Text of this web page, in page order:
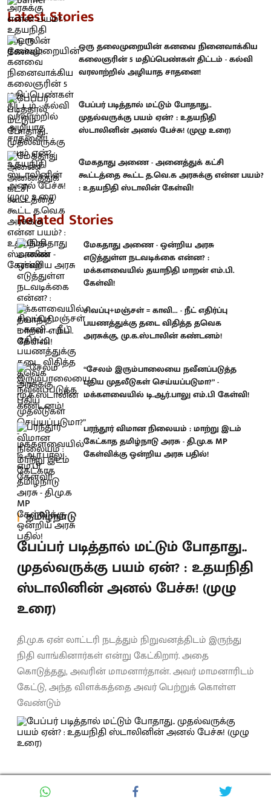
Latest Stories
ஒரு தலைமுறையின் கனவை நினைவாக்கிய
கலைஞரின் 5 மதிப்பெண்கள் திட்டம் - கல்வி
வரலாற்றில் அழியாத சாதனை!
பேப்பர் படித்தால் மட்டும் போதாது..
முதல்வருக்கு பயம் ஏன்? : உதயநிதி
ஸ்டாலினின் அனல் பேச்சு! (முழு உரை)
மேகதாது அணை - அனைத்துக் கட்சி
கூட்டத்தை கூட்ட த.வெ.க அரசுக்கு என்ன பயம்?
: உதயநிதி ஸ்டாலின் கேள்வி!
Related Stories
மேகதாது அணை - ஒன்றிய அரசு
எடுத்துள்ள நடவடிக்கை என்ன? :
மக்களவையில் தயாநிதி மாறன் எம்.பி.
கேள்வி!
சிவப்பு+மஞ்சள் = காவி... - நீட் எதிர்ப்பு
பயணத்துக்கு தடை விதித்த தவெக
அரசுக்கு, மு.க.ஸ்டாலின் கண்டனம்!
“சேலம் இரும்பாலையை நவீனப்படுத்த
புதிய முதலீடுகள் செய்யப்படுமா?” -
மக்களவையில் டி.ஆர்.பாலு எம்.பி கேள்வி!
பரந்தூர் விமான நிலையம் : மாற்று இடம்
கேட்காத தமிழ்நாடு அரசு - தி.மு.க MP
கேள்விக்கு ஒன்றிய அரசு பதில்!
தமிழ்நாடு
பேப்பர் படித்தால் மட்டும் போதாது..
முதல்வருக்கு பயம் ஏன்? : உதயநிதி
ஸ்டாலினின் அனல் பேச்சு! (முழு
உரை)
தி.மு.க ஏன் லாட்டரி நடத்தும் நிறுவனத்திடம் இருந்து
நிதி வாங்கினார்கள் என்று கேட்கிறார். அதை
கொடுத்தது, அவரின் மாமனார்தான். அவர் மாமனாரிடம்
கேட்டு, அந்த விளக்கத்தை அவர் பெற்றுக் கொள்ள
வேண்டும்